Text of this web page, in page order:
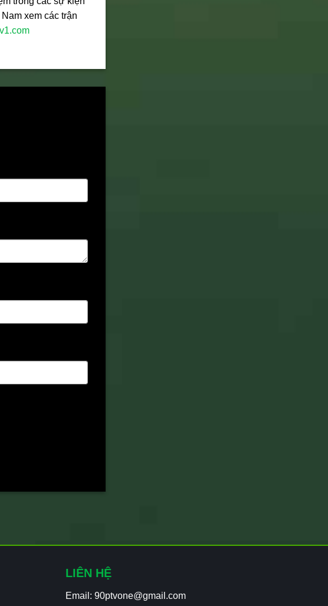
xem các trận
LIÊN HỆ
Email: 90ptvone@gmail.com